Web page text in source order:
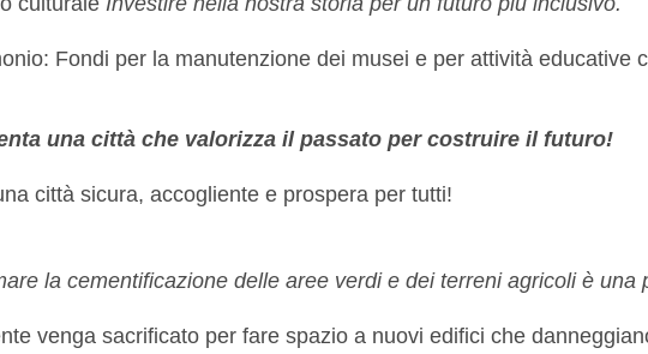
Fondi per la manutenzione dei musei e per attività educative
una città che valorizza il passato per costruire il futuro!
città sicura, accogliente e prospera per tutti!
la cementificazione delle aree verdi e dei terreni agricoli è una
venga sacrificato per fare spazio a nuovi edifici che